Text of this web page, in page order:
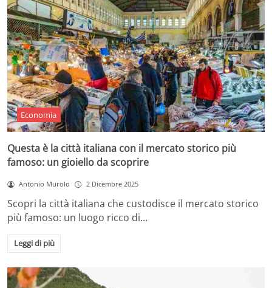
Economia
Questa è la città italiana con il mercato storico più
famoso: un gioiello da scoprire
Antonio Murolo 2 Dicembre 2025
Scopri la città italiana che custodisce il mercato storico
più famoso: un luogo ricco di…
Leggi di più